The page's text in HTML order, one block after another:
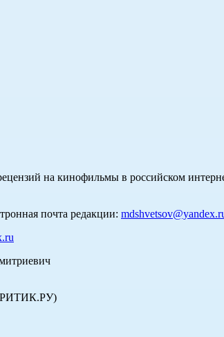
на кинофильмы в российском
почта редакции: